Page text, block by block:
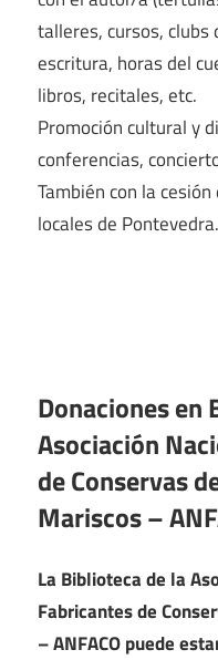
talleres, cursos, clubs
escritura, horas del
libros, recitales, etc.
Promoción cultural y
conferencias,
También con la
locales de Pontevedra.
Donaciones en
Asociación
de Conservas
Mariscos –
La Biblioteca de la
Fabricantes de
– ANFACO puede